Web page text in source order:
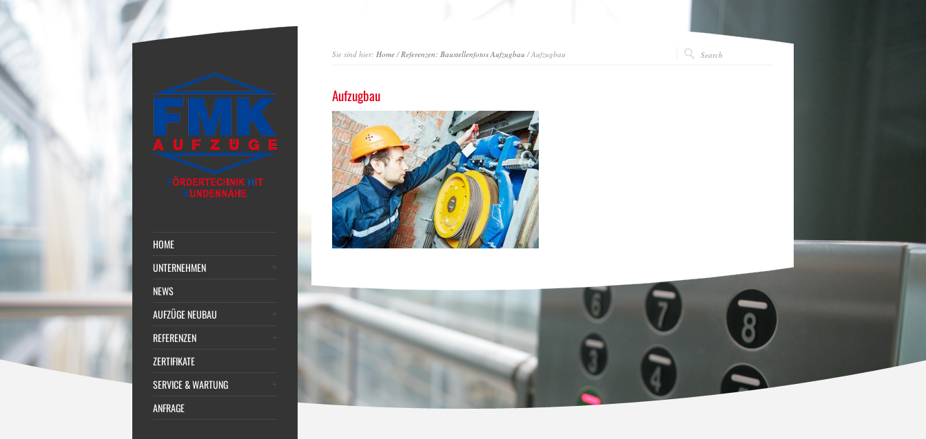
Sie sind hier: Home/Referenzen: Baustellenfotos Aufzugbau / Aufzugbau
Aufzugbau
HOME
UNTERNEHMEN
NEWS
AUFZÜGE NEUBAU
REFERENZEN
ZERTIFIKATE
SERVICE & WARTUNG
ANFRAGE